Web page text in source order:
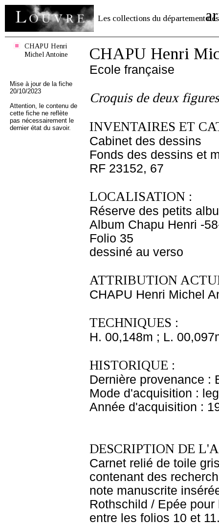
Les collections du département des
CHAPU Henri
Michel Antoine
Mise à jour de la fiche
20/10/2023
Attention, le contenu de
cette fiche ne reflète
pas nécessairement le
dernier état du savoir.
CHAPU Henri
Ecole française
Croquis de deux
INVENTAIRES ET
Cabinet des dessins
Fonds des dessins et
RF 23152, 67
LOCALISATION :
Réserve des petits
Album Chapu Henri -
Folio 35
dessiné au verso
ATTRIBUTION
CHAPU Henri Michel
TECHNIQUES :
H. 00,148m ; L.
HISTORIQUE :
Dernière provenance :
Mode d'acquisition :
Année d'acquisition :
DESCRIPTION DE
Carnet relié de toile
contenant des
note manuscrite
Rothschild / Epée
entre les folios 10 et